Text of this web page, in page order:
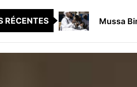
RÉCENTES Mussa
La